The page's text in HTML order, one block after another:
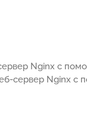
Nginx с
сервер Nginx